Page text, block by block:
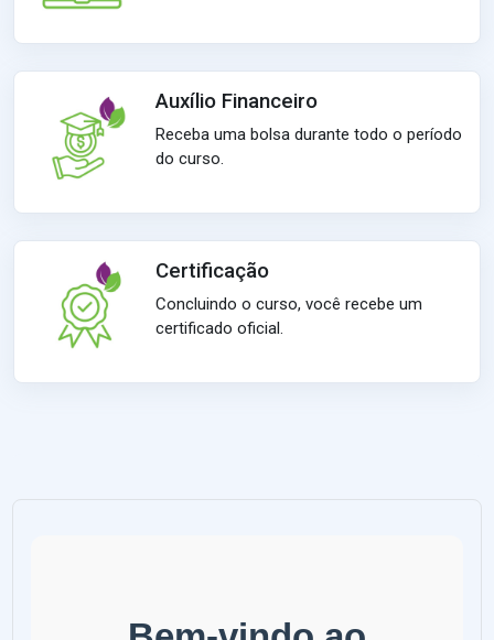
Auxílio Financeiro
Receba uma bolsa durante todo o período
do curso.
Certificação
Concluindo o curso, você recebe um
certificado oficial.